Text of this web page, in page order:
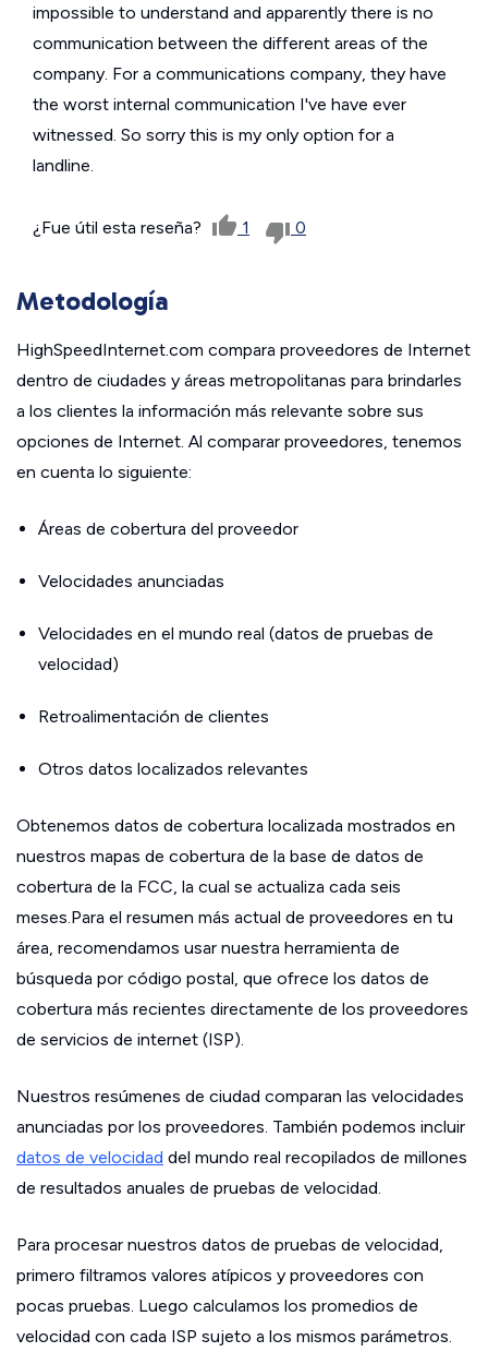
impossible to understand and apparently there is no
communication between the different areas of the
company. For a communications company, they have
the worst internal communication I've have ever
witnessed. So sorry this is my only option for a
landline.
¿Fue útil esta reseña? 1 0
Metodología
HighSpeedInternet.com compara proveedores de Internet
dentro de ciudades y áreas metropolitanas para brindarles
a los clientes la información más relevante sobre sus
opciones de Internet. Al comparar proveedores, tenemos
en cuenta lo siguiente:
Áreas de cobertura del proveedor
Velocidades anunciadas
Velocidades en el mundo real (datos de pruebas de
velocidad)
Retroalimentación de clientes
Otros datos localizados relevantes
Obtenemos datos de cobertura localizada mostrados en
nuestros mapas de cobertura de la base de datos de
cobertura de la FCC, la cual se actualiza cada seis
meses.Para el resumen más actual de proveedores en tu
área, recomendamos usar nuestra herramienta de
búsqueda por código postal, que ofrece los datos de
cobertura más recientes directamente de los proveedores
de servicios de internet (ISP).
Nuestros resúmenes de ciudad comparan las velocidades
anunciadas por los proveedores. También podemos incluir
datos de velocidad del mundo real recopilados de millones
de resultados anuales de pruebas de velocidad.
Para procesar nuestros datos de pruebas de velocidad,
primero filtramos valores atípicos y proveedores con
pocas pruebas. Luego calculamos los promedios de
velocidad con cada ISP sujeto a los mismos parámetros.